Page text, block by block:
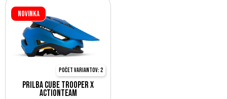
Prilba CUBE TROOPER X
Actionteam
Novinka
Počet variantov: 2